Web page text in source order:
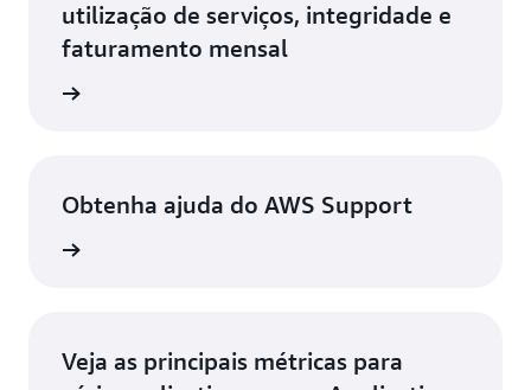
utilização de serviços, integridade e
faturamento mensal
Obtenha ajuda do AWS Support
Veja as principais métricas para